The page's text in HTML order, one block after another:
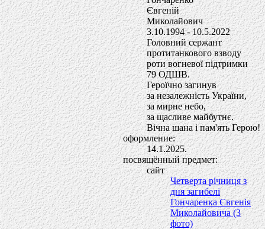
Євгенiй
Миколайович
3.10.1994 - 10.5.2022
Головний сержант
протитанкового взводу
роти вогневої підтримки
79 ОДШВ.
Героїчно загинув
за незалежнiсть України,
за мирне небо,
за щасливе майбутнє.
Вiчна шана i пам'ять Герою!
оформление:
14.1.2025.
посвящённый предмет:
сайт
Четверта річниця з
дня загибелі
Гончаренка Євгенія
Миколайовича (3
фото)